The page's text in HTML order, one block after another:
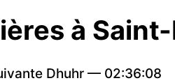
à
Dhuhr — 02:36:08